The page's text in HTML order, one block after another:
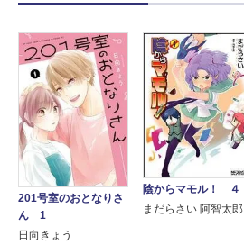
201号室のおとなりさ
ん 1
日向きょう
陰からマモル！ ４
まだらさい 阿智太郎